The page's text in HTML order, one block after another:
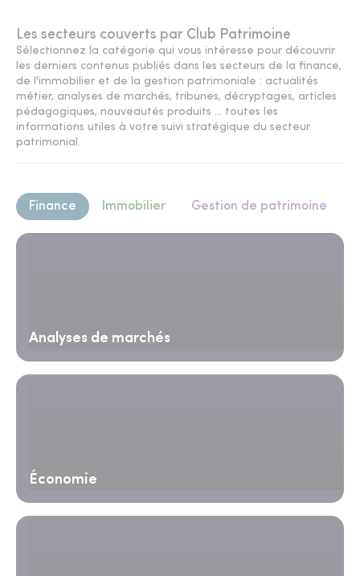
Les secteurs couverts par Club Patrimoine
Sélectionnez la catégorie qui vous intéresse pour découvrir
les derniers contenus publiés dans les secteurs de la finance,
de l'immobilier et de la gestion patrimoniale : actualités
métier, analyses de marchés, tribunes, décryptages, articles
pédagogiques, nouveautés produits ... toutes les
informations utiles à votre suivi stratégique du secteur
patrimonial.
Finance Immobilier Gestion de patrimoine
Analyses de marchés
Économie